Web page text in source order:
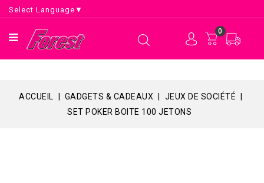
Select Language ▼
0
ACCUEIL GADGETS & CADEAUX
JEUX DE SOCIÉTÉ
SET POKER BOITE 100 JETONS